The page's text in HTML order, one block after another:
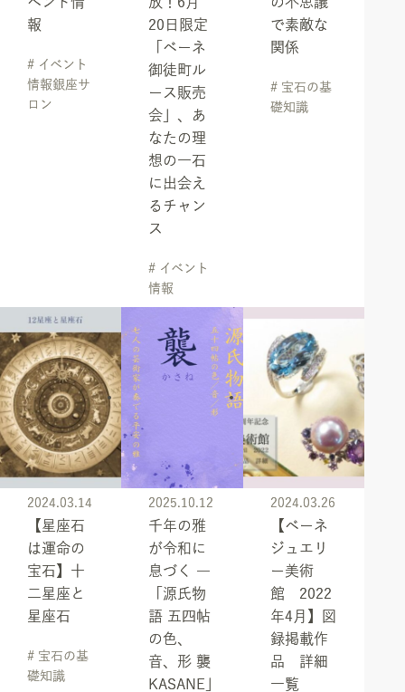
報
# イベント
情報銀座サ
ロン
20日限定
「ベーネ
御徒町ル
ース販売
会」、あ
なたの理
想の一石
に出会え
るチャン
ス
# イベント
情報
で素敵な
関係
# 宝石の基
礎知識
2024.03.14
【星座石
は運命の
宝石】十
二星座と
星座石
# 宝石の基
礎知識
2025.10.12
千年の雅
が令和に
息づく ―
「源氏物
語 五四帖
の色、
音、形 襲
KASANE」
2024.03.26
【ベーネ
ジュエリ
ー美術
館 2022
年4月】図
録掲載作
品 詳細
一覧